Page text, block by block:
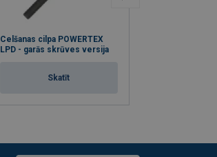
Celšanas cilpa POWERTEX
LPD - garās skrūves versija
Skatīt